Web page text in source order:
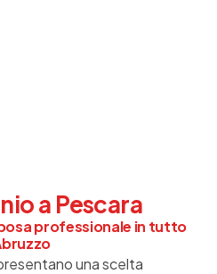
a Pescara
professionale in tutto
una scelta